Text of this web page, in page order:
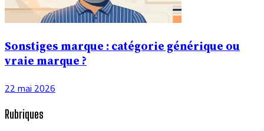
Sonstiges marque : catégorie générique ou
vraie marque ?
22 mai 2026
Rubriques